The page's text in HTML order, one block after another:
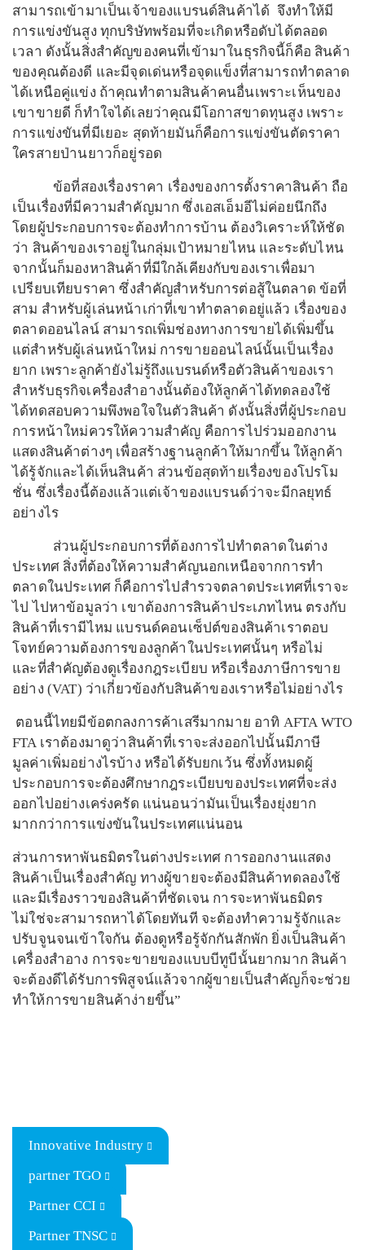
สามารถเข้ามาเป็นเจ้าของแบรนด์สินค้าได้ จึงทำให้มี
การแข่งขันสูง ทุกบริษัทพร้อมที่จะเกิดหรือดับได้ตลอด
เวลา ดังนั้นสิ่งสำคัญของคนที่เข้ามาในธุรกิจนี้ก็คือ สินค้า
ของคุณต้องดี และมีจุดเด่นหรือจุดแข็งที่สามารถทำตลาด
ได้เหนือคู่แข่ง ถ้าคุณทำตามสินค้าคนอื่นเพราะเห็นของ
เขาขายดี ก็ทำใจได้เลยว่าคุณมีโอกาสขาดทุนสูง เพราะ
การแข่งขันที่มีเยอะ สุดท้ายมันก็คือการแข่งขันตัดราคา
ใครสายป่านยาวก็อยู่รอด
ข้อที่สองเรื่องราคา เรื่องของการตั้งราคาสินค้า ถือ
เป็นเรื่องที่มีความสำคัญมาก ซึ่งเอสเอ็มอีไม่ค่อยนึกถึง
โดยผู้ประกอบการจะต้องทำการบ้าน ต้องวิเคราะห์ให้ชัด
ว่า สินค้าของเราอยู่ในกลุ่มเป้าหมายไหน และระดับไหน
จากนั้นก็มองหาสินค้าที่มีใกล้เคียงกับของเราเพื่อมา
เปรียบเทียบราคา ซึ่งสำคัญสำหรับการต่อสู้ในตลาด ข้อที่
สาม สำหรับผู้เล่นหน้าเก่าที่เขาทำตลาดอยู่แล้ว เรื่องของ
ตลาดออนไลน์ สามารถเพิ่มช่องทางการขายได้เพิ่มขึ้น
แต่สำหรับผู้เล่นหน้าใหม่ การขายออนไลน์นั้นเป็นเรื่อง
ยาก เพราะลูกค้ายังไม่รู้ถึงแบรนด์หรือตัวสินค้าของเรา
สำหรับธุรกิจเครื่องสำอางนั้นต้องให้ลูกค้าได้ทดลองใช้
ได้ทดสอบความพึงพอใจในตัวสินค้า ดังนั้นสิ่งที่ผู้ประกอบ
การหน้าใหม่ควรให้ความสำคัญ คือการไปร่วมออกงาน
แสดงสินค้าต่างๆ เพื่อสร้างฐานลูกค้าให้มากขึ้น ให้ลูกค้า
ได้รู้จักและได้เห็นสินค้า ส่วนข้อสุดท้ายเรื่องของโปรโม
ชั่น ซึ่งเรื่องนี้ต้องแล้วแต่เจ้าของแบรนด์ว่าจะมีกลยุทธ์
อย่างไร
ส่วนผู้ประกอบการที่ต้องการไปทำตลาดในต่าง
ประเทศ สิ่งที่ต้องให้ความสำคัญนอกเหนือจากการทำ
ตลาดในประเทศ ก็คือการไปสำรวจตลาดประเทศที่เราจะ
ไป ไปหาข้อมูลว่า เขาต้องการสินค้าประเภทไหน ตรงกับ
สินค้าที่เรามีไหม แบรนด์คอนเซ็ปต์ของสินค้าเราตอบ
โจทย์ความต้องการของลูกค้าในประเทศนั้นๆ หรือไม่
และที่สำคัญต้องดูเรื่องกฎระเบียบ หรือเรื่องภาษีการขาย
อย่าง (VAT) ว่าเกี่ยวข้องกับสินค้าของเราหรือไม่อย่างไร
ตอนนี้ไทยมีข้อตกลงการค้าเสรีมากมาย อาทิ AFTA WTO
FTA เราต้องมาดูว่าสินค้าที่เราจะส่งออกไปนั้นมีภาษี
มูลค่าเพิ่มอย่างไรบ้าง หรือได้รับยกเว้น ซึ่งทั้งหมดผู้
ประกอบการจะต้องศึกษากฎระเบียบของประเทศที่จะส่ง
ออกไปอย่างเคร่งครัด แน่นอนว่ามันเป็นเรื่องยุ่งยาก
มากกว่าการแข่งขันในประเทศแน่นอน
ส่วนการหาพันธมิตรในต่างประเทศ การออกงานแสดง
สินค้าเป็นเรื่องสำคัญ ทางผู้ขายจะต้องมีสินค้าทดลองใช้
และมีเรื่องราวของสินค้าที่ชัดเจน การจะหาพันธมิตร
ไม่ใช่จะสามารถหาได้โดยทันที จะต้องทำความรู้จักและ
ปรับจูนจนเข้าใจกัน ต้องดูหรือรู้จักกันสักพัก ยิ่งเป็นสินค้า
เครื่องสำอาง การจะขายของแบบบีทูบีนั้นยากมาก สินค้า
จะต้องดีได้รับการพิสูจน์แล้วจากผู้ขายเป็นสำคัญก็จะช่วย
ทำให้การขายสินค้าง่ายขึ้น”
Innovative Industry
partner TGO
Partner CCI
Partner TNSC